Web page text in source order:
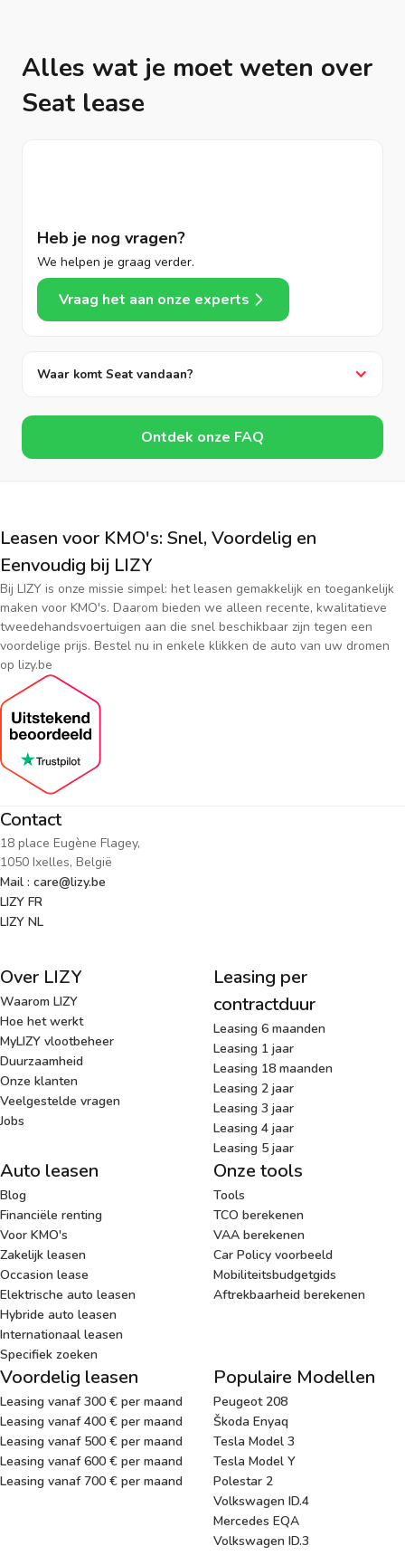
Alles wat je moet weten over
Seat lease
Heb je nog vragen?
We helpen je graag verder.
Vraag het aan onze experts
Waar komt Seat vandaan?
Ontdek onze FAQ
Leasen voor KMO's: Snel, Voordelig en
Eenvoudig bij LIZY
Bij LIZY is onze missie simpel: het leasen gemakkelijk en toegankelijk
maken voor KMO's. Daarom bieden we alleen recente, kwalitatieve
tweedehandsvoertuigen aan die snel beschikbaar zijn tegen een
voordelige prijs. Bestel nu in enkele klikken de auto van uw dromen
op lizy.be
Contact
18 place Eugène Flagey,
1050 Ixelles, België
Mail : care@lizy.be
LIZY FR
LIZY NL
Over LIZY
Waarom LIZY
Hoe het werkt
MyLIZY vlootbeheer
Duurzaamheid
Onze klanten
Veelgestelde vragen
Jobs
Leasing per
contractduur
Leasing 6 maanden
Leasing 1 jaar
Leasing 18 maanden
Leasing 2 jaar
Leasing 3 jaar
Leasing 4 jaar
Leasing 5 jaar
Auto leasen
Blog
Financiële renting
Voor KMO's
Zakelijk leasen
Occasion lease
Elektrische auto leasen
Hybride auto leasen
Internationaal leasen
Specifiek zoeken
Onze tools
Tools
TCO berekenen
VAA berekenen
Car Policy voorbeeld
Mobiliteitsbudgetgids
Aftrekbaarheid berekenen
Voordelig leasen
Leasing vanaf 300 € per maand
Leasing vanaf 400 € per maand
Leasing vanaf 500 € per maand
Leasing vanaf 600 € per maand
Leasing vanaf 700 € per maand
Populaire Modellen
Peugeot 208
Škoda Enyaq
Tesla Model 3
Tesla Model Y
Polestar 2
Volkswagen ID.4
Mercedes EQA
Volkswagen ID.3